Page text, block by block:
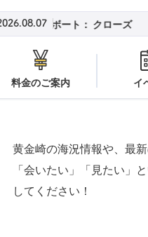
黄金崎ビーチ：
料金のご案内 イ
黄金崎の海況情報や、最
「会いたい」「見たい」
してください！